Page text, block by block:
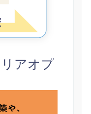
アオプ